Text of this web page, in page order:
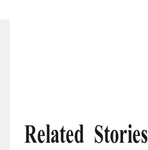
Related Stories